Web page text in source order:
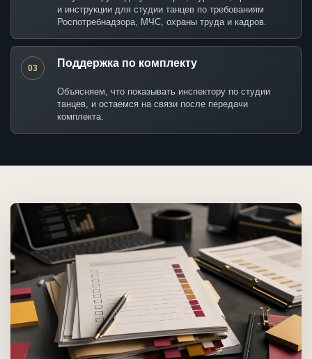
и инструкции для студии танцев по требованиям
Роспотребнадзора, МЧС, охраны труда и кадров.
03 Поддержка по комплекту
Объясняем, что показывать инспектору по студии
танцев, и остаемся на связи после передачи
комплекта.